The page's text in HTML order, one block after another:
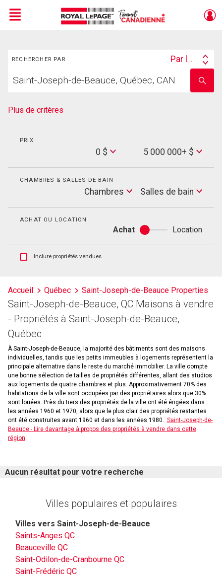
Menu
RECHERCHER PAR
Search
Par lieu
votre
nom
Plus de critères
PRIX
0 $
Max
Price
5 000 000+ $
CHAMBRES & SALLES DE BAIN
Chambres
Salles
de
Salles de bain
ACHAT OU LOCATION
Achat
Achat
ou
Location
Afficher
et
les
historiques
d'inscriptions
Inclure propriétés vendues
Accueil Québec Saint-Joseph-de-Beauce Properties
Saint-Joseph-de-Beauce, QC Maisons à vendre
- Propriétés à Saint-Joseph-de-Beauce,
Québec
À Saint-Joseph-de-Beauce, la majorité des bâtiments sont des maisons
individuelles, tandis que les petits immeubles à logements représentent la
principale alternative dans le reste du marché immobilier. La ville compte
une bonne sélection de tailles de propriétés différentes, allant des studios
aux logements de quatre chambres et plus. Approximativement 70% des
habitations de la ville sont occupées par des propriétaires alors que 30%
sont louées. Près du tiers des propriétés de la ville ont été érigées dans
les années 1960 et 1970, alors que le plus clair des propriétés restantes
ont été construites avant 1960 et dans les années 1980. Saint-Joseph-de-
Beauce - Lire davantage à propos des propriétés à vendre dans cette
région
Aucun résultat pour votre recherche
Villes populaires et populaires
Villes vers Saint-Joseph-de-Beauce
Saints-Anges QC
Beauceville QC
Saint-Odilon-de-Cranbourne QC
Saint-Frédéric QC